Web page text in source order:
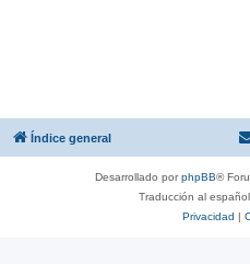
Índice general
Desarrollado porphpBB®
Traducción al
Privacidad |